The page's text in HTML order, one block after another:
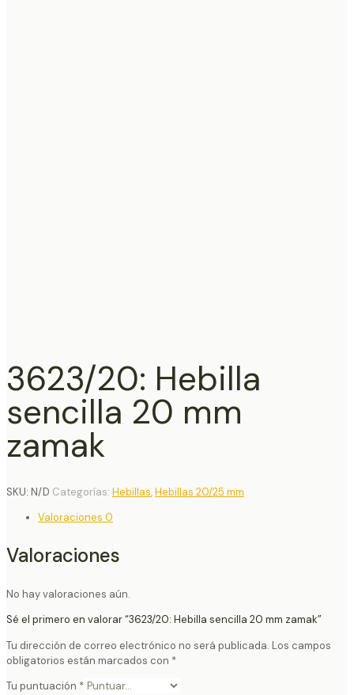
3623/20: Hebilla
sencilla 20 mm
zamak
SKU: N/D Categorías: Hebillas,Hebillas 20/25 mm
Valoraciones 0
Valoraciones
No hay valoraciones aún.
Sé el primero en valorar “3623/20: Hebilla sencilla 20 mm zamak”
Tu dirección de correo electrónico no será publicada. Los campos
obligatorios están marcados con *
Tu puntuación *